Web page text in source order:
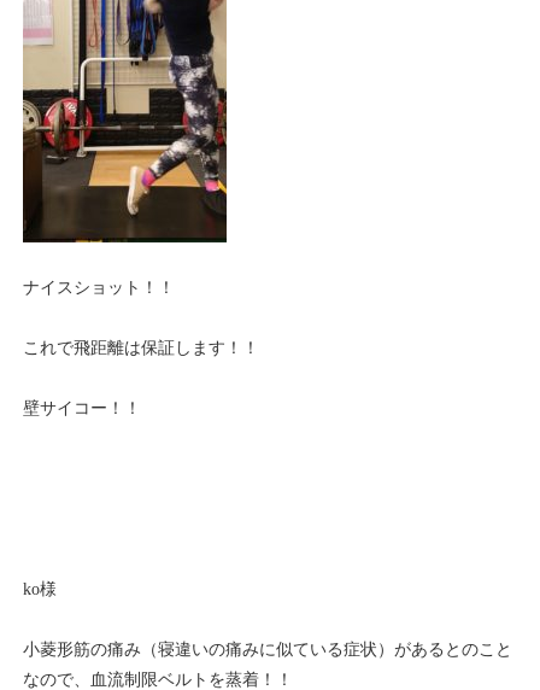
ナイスショット！！
これで飛距離は保証します！！
壁サイコー！！
ko様
小菱形筋の痛み（寝違いの痛みに似ている症状）があるとのこと
なので、血流制限ベルトを蒸着！！